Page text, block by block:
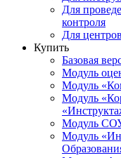
Для
контроля
Для
Купить
Базовая
Модуль
Модуль
Модуль
Модуль
Модуль